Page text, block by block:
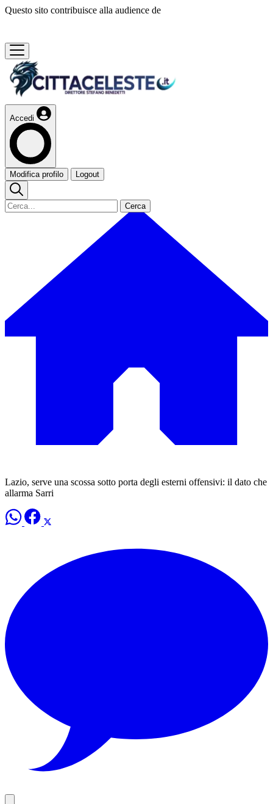
Questo sito contribuisce alla audience de
Accedi
Modifica profilo Logout
Cerca
Lazio, serve una scossa sotto porta degli esterni offensivi: il dato che
allarma Sarri